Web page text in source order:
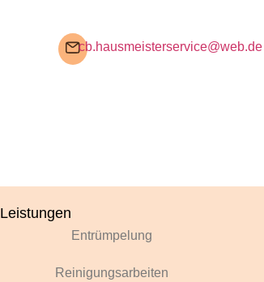
cb.hausmeisterservice@web.de
Leistungen
Entrümpelung
Reinigungsarbeiten